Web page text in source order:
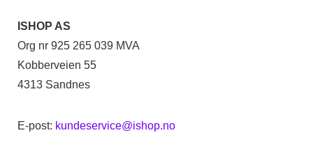
ISHOP AS
Org nr 925 265 039 MVA
Kobberveien 55
4313 Sandnes
E-post: kundeservice@ishop.no